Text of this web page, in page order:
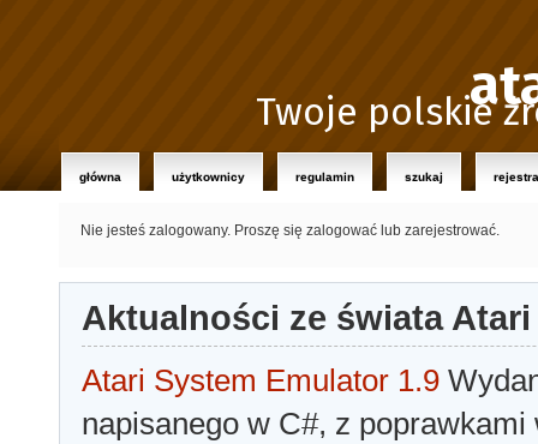
Twoje polskie
główna użytkownicy regulamin szukaj
Nie jesteś zalogowany. Proszę się zalogować lub zarejestrować.
Aktualności ze świata Atari
Atari System Emulator 1.9
napisanego w C#, z poprawkami